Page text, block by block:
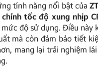
tính năng nổi bật của
tốc độ xung nhịp
độ sử dụng. Điều này
mà còn đảm bảo tiết
mang lại trải nghiệm